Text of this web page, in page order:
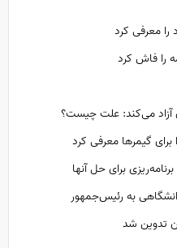
را معرفی کرد
را فاش کرد
گیمر‌ها معرفی کرد
برای حل آنها
به رئیس‌جمهور
تدوین شد